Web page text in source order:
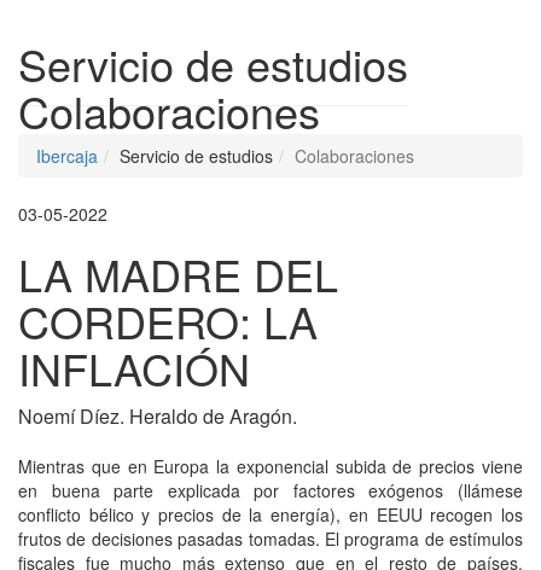
Servicio de estudios
Colaboraciones
Ibercaja Servicio de estudios Colaboraciones
03-05-2022
LA MADRE DEL
CORDERO: LA
INFLACIÓN
Noemí Díez. Heraldo de Aragón.
Mientras que en Europa la exponencial subida de precios viene
en buena parte explicada por factores exógenos (llámese
conflicto bélico y precios de la energía), en EEUU recogen los
frutos de decisiones pasadas tomadas. El programa de estímulos
fiscales fue mucho más extenso que en el resto de países,